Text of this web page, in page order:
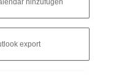
hinzufügen
export